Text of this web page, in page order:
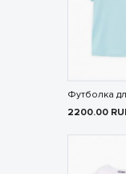
Футболка
2200.00